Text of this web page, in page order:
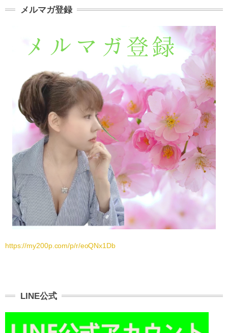
メルマガ登録
https://my200p.com/p/r/eoQNx1Db
LINE公式